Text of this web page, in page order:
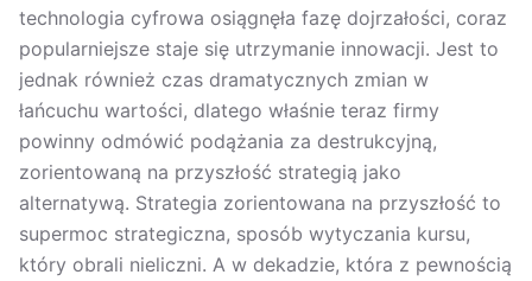
technologia cyfrowa osiągnęła fazę dojrzałości, coraz
popularniejsze staje się utrzymanie innowacji. Jest to
jednak również czas dramatycznych zmian w
łańcuchu wartości, dlatego właśnie teraz firmy
powinny odmówić podążania za destrukcyjną,
zorientowaną na przyszłość strategią jako
alternatywą. Strategia zorientowana na przyszłość to
supermoc strategiczna, sposób wytyczania kursu,
który obrali nieliczni. A w dekadzie, która z pewnością